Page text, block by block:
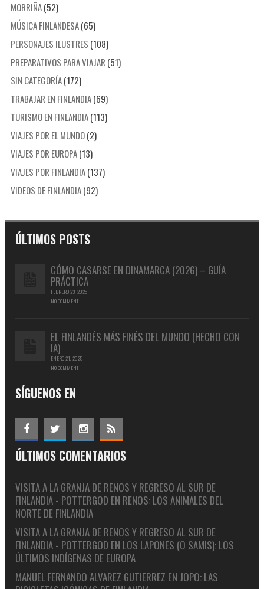
MORRIÑA(52)
MÚSICA FINLANDESA(65)
PERSONAJES ILUSTRES (108)
PREPARATIVOS PARA VIAJAR (51)
SIN CATEGORÍA(172)
TRABAJAR EN FINLANDIA(69)
TURISMO EN FINLANDIA(113)
VIAJES POR EL MUNDO(2)
VIAJES POR EUROPA(13)
VIAJES POR FINLANDIA(137)
VIDEOS DE FINLANDIA(92)
ÚLTIMOS POSTS
CÓMO CASARSE EN DINAMARCA (2026) – GUÍA
PRÁCTICA
FEBRERO 23, 2025
NO COMMENT
EL FINLANDÉS MÁS FINÉS DEL MUNDO (HECHO CON
IA)
ENERO 21, 2025
NO COMMENT
SÍGUENOS EN
ÚLTIMOS COMENTARIOS
VISITA A LA GRANJA DE RENOS Y REGRESO AL SUR DE
FINLANDIA - POTTERGOD EN RENOS: LOS ANIMALES DEL
NORTE DE FINLANDIA
VISITA A LA GRANJA DE RENOS Y REGRESO AL SUR DE
FINLANDIA - POTTERGOD EN LOS LAPONES (O SAMIS): LOS
ÚLTIMOS INDÍGENAS DE EUROPA
MANUEL FERNANDO ALVAREZ GUTIERREZ EN JOPO: LAS